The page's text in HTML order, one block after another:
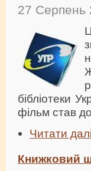
27 Серпень
бібліотеки
фільм став
Читати далі
Книжковий